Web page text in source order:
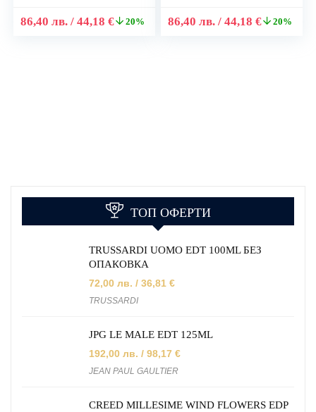
86,40лв. / 44,18 € 20% 86,40лв. / 44,18 € 20%
ТОП ОФЕРТИ
TRUSSARDI UOMO EDT 100ML БЕЗ
ОПАКОВКА
72,00 лв. / 36,81 €
TRUSSARDI
JPG LE MALE EDT 125ML
192,00 лв. / 98,17 €
JEAN PAUL GAULTIER
CREED MILLESIME WIND FLOWERS EDP